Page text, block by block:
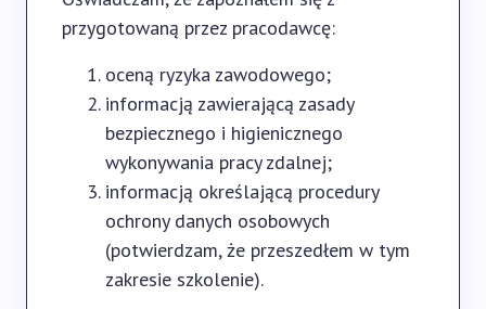
przygotowaną przez pracodawcę:
oceną ryzyka zawodowego;
informacją zawierającą zasady
bezpiecznego i higienicznego
wykonywania pracy zdalnej;
informacją określającą procedury
ochrony danych osobowych
(potwierdzam, że przeszedłem w tym
zakresie szkolenie).